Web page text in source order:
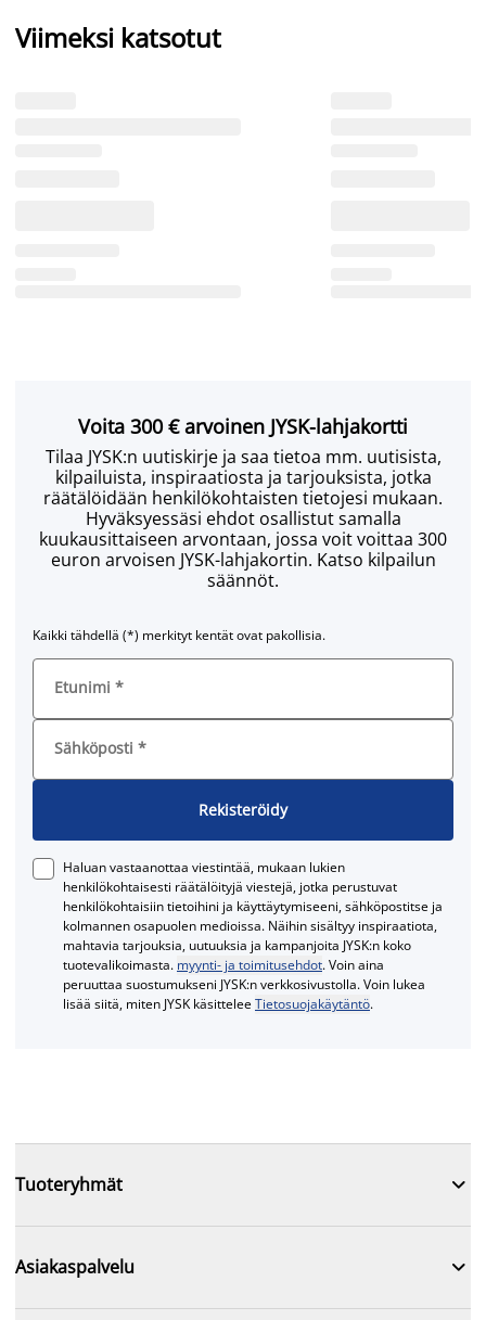
Viimeksi katsotut
Voita 300 € arvoinen JYSK-lahjakortti
Tilaa JYSK:n uutiskirje ja saa tietoa mm. uutisista,
kilpailuista, inspiraatiosta ja tarjouksista, jotka
räätälöidään henkilökohtaisten tietojesi mukaan.
Hyväksyessäsi ehdot osallistut samalla
kuukausittaiseen arvontaan, jossa voit voittaa 300
euron arvoisen JYSK-lahjakortin. Katso kilpailun
säännöt.
Kaikki tähdellä (*) merkityt kentät ovat pakollisia.
Etunimi *
Sähköposti *
Rekisteröidy
Haluan vastaanottaa viestintää, mukaan lukien
henkilökohtaisesti räätälöityjä viestejä, jotka perustuvat
henkilökohtaisiin tietoihini ja käyttäytymiseeni, sähköpostitse ja
kolmannen osapuolen medioissa. Näihin sisältyy inspiraatiota,
mahtavia tarjouksia, uutuuksia ja kampanjoita JYSK:n koko
tuotevalikoimasta. myynti- ja toimitusehdot. Voin aina
peruuttaa suostumukseni JYSK:n verkkosivustolla. Voin lukea
lisää siitä, miten JYSK käsitteleeTietosuojakäytäntö.
Tuoteryhmät 
Asiakaspalvelu 